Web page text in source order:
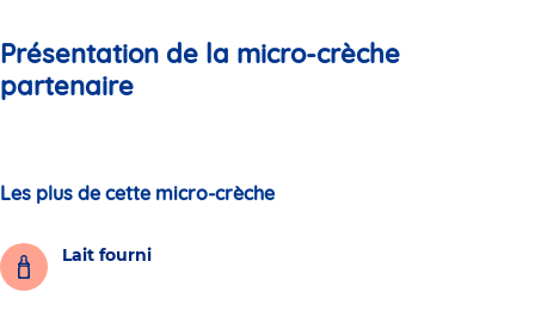
Présentation de la micro-crèche
partenaire
Les plus de cette micro-crèche
Lait fourni